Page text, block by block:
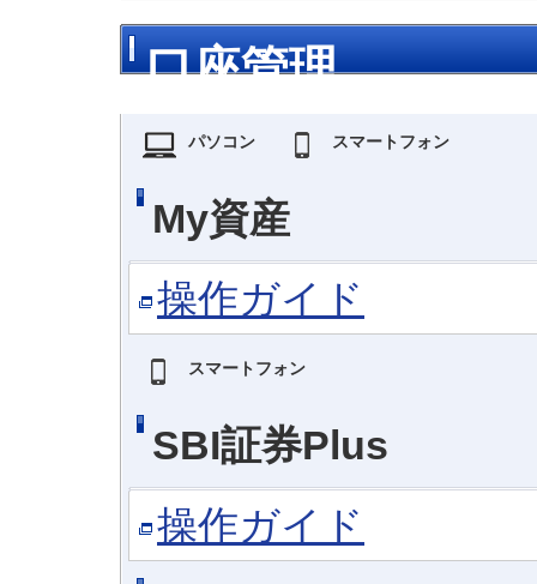
口座管理
パソコン スマートフォン
My資産
操作ガイド
スマートフォン
SBI証券Plus
操作ガイド